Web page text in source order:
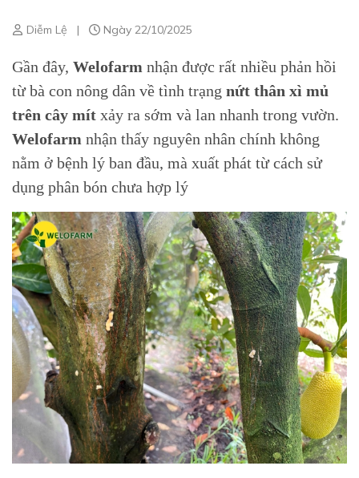
Diễm Lệ | Ngày 22/10/2025
Gần đây, Welofarm nhận được rất nhiều phản hồi
từ bà con nông dân về tình trạng nứt thân xì mủ
trên cây mít xảy ra sớm và lan nhanh trong vườn.
Welofarm nhận thấy nguyên nhân chính không
nằm ở bệnh lý ban đầu, mà xuất phát từ cách sử
dụng phân bón chưa hợp lý